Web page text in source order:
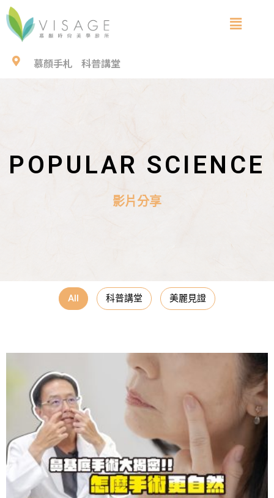
慕顏手札 科普講堂
POPULAR SCIENCE
影片分享
All 科普講堂 美麗見證